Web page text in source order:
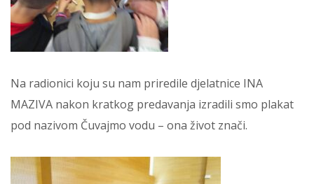
Na radionici koju su nam priredile djelatnice INA
MAZIVA nakon kratkog predavanja izradili smo plakat
pod nazivom Čuvajmo vodu – ona život znači.